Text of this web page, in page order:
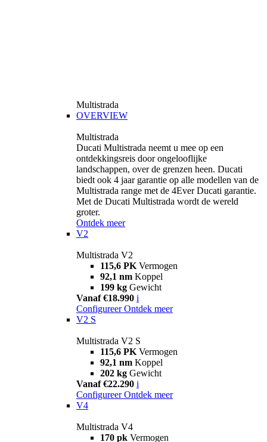
Multistrada
OVERVIEW
Multistrada
Ducati Multistrada neemt u mee op een
ontdekkingsreis door ongelooflijke
landschappen, over de grenzen heen. Ducati
biedt ook 4 jaar garantie op alle modellen van de
Multistrada range met de 4Ever Ducati garantie.
Met de Ducati Multistrada wordt de wereld
groter.
Ontdek meer
V2
Multistrada V2
115,6 PK Vermogen
92,1 nm Koppel
199 kg Gewicht
Vanaf €18.990 i
Configureer Ontdek meer
V2 S
Multistrada V2 S
115,6 PK Vermogen
92,1 nm Koppel
202 kg Gewicht
Vanaf €22.290 i
Configureer Ontdek meer
V4
Multistrada V4
170 pk Vermogen